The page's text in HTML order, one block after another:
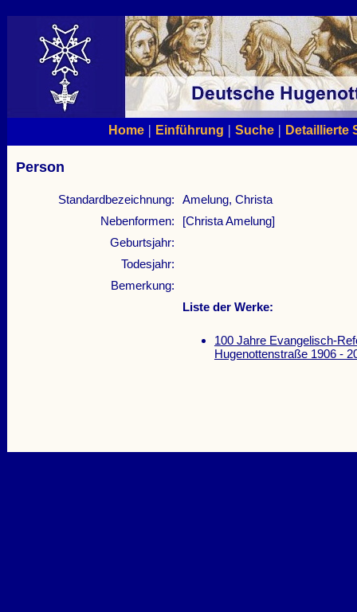
Home| Einführung | Suche| Detaillierte
Person
Standardbezeichnung:
Amelung, Christa
Nebenformen:
[Christa Amelung]
Geburtsjahr:
Todesjahr:
Bemerkung:
Liste der Werke:
100 Jahre Evangelisch-
Hugenottenstraße 1906 -